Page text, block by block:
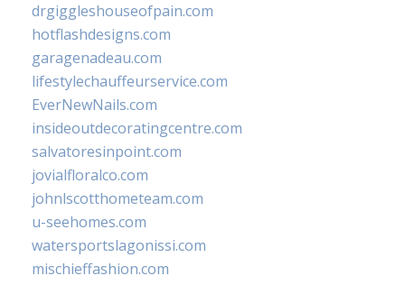
drgiggleshouseofpain.com
hotflashdesigns.com
garagenadeau.com
lifestylechauffeurservice.com
EverNewNails.com
insideoutdecoratingcentre.com
salvatoresinpoint.com
jovialfloralco.com
johnlscotthometeam.com
u-seehomes.com
watersportslagonissi.com
mischieffashion.com